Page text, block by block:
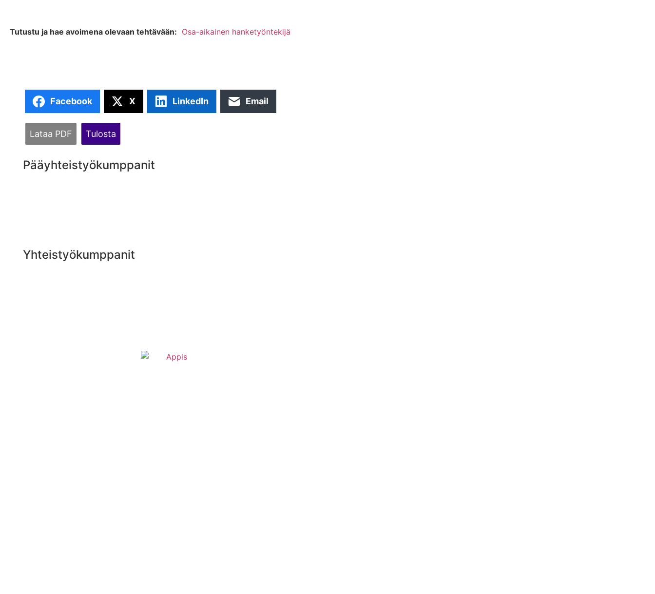
Tutustu ja hae avoimena olevaan tehtävään: Osa-aikainen hanketyöntekijä
Facebook X LinkedIn Email
Lataa PDF Tulosta
Pääyhteistyökumppanit
Yhteistyökumppanit